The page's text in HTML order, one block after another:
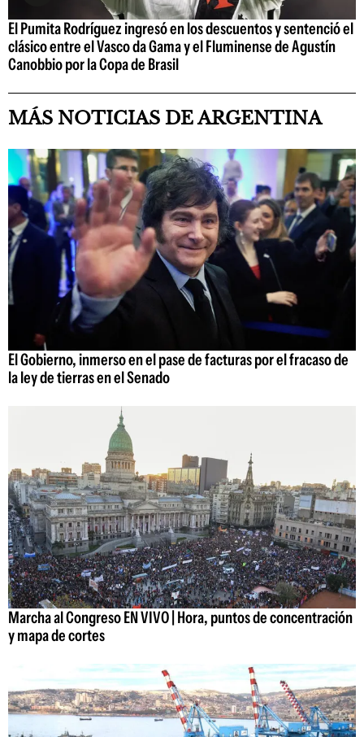
El Pumita Rodríguez ingresó en los descuentos y sentenció el
clásico entre el Vasco da Gama y el Fluminense de Agustín
Canobbio por la Copa de Brasil
MÁS NOTICIAS DE ARGENTINA
El Gobierno, inmerso en el pase de facturas por el fracaso de
la ley de tierras en el Senado
Marcha al Congreso EN VIVO | Hora, puntos de concentración
y mapa de cortes